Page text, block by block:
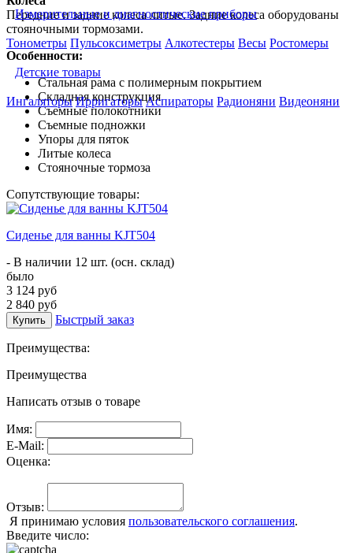
Измерительные и диагностические приборы
Тонометры Пульсоксиметры Алкотестеры Весы Ростомеры
Детские товары
Ингаляторы Ирригаторы Аспираторы Радионяни Видеоняни
Передние и задние колеса литые. Задние колеса оборудованы
стояночными тормозами.
Особенности:
Стальная рама с полимерным покрытием
Cкладная конструкция
Съемные полокотники
Cъемные подножки
Упоры для пяток
Литые колеса
Стояночные тормоза
Сопутствующие товары:
Cиденье для ванны KJT504
- В наличии 12 шт. (осн. склад)
было
3 124 руб
2 840 руб
Купить Быстрый заказ
Преимущества:
Преимущества
Написать отзыв о товаре
Имя:
E-Mail:
Оценка:
Отзыв:
Я принимаю условия пользовательского соглашения.
Введите число: